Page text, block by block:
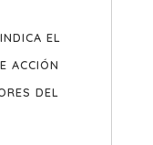
EL
ACCIÓN
DEL